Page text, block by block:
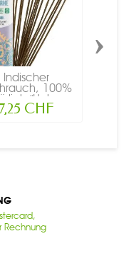
Indischer
100%
"Hohe...
CHF
›
Rechnung